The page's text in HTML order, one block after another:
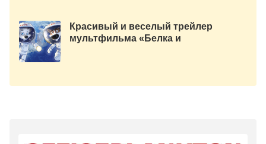
Красивый и веселый трейлер
мультфильма «Белка и